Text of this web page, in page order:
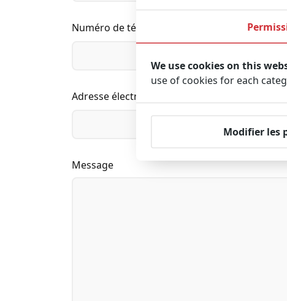
Numéro de téléphone
Adresse électronique
Message
We use cookies on this
use of cookies for each
Modifier les